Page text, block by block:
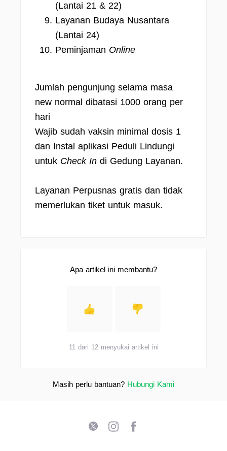
(Lantai 21 & 22)
Layanan Budaya Nusantara
(Lantai 24)
Peminjaman Online
Jumlah pengunjung selama masa
new normal dibatasi 1000 orang per
hari
Wajib sudah vaksin minimal dosis 1
dan Instal aplikasi Peduli Lindungi
untuk Check In di Gedung Layanan.
Layanan Perpusnas gratis dan tidak
memerlukan tiket untuk masuk.
Apa artikel ini membantu?
11 dari 12 menyukai artikel ini
Masih perlu bantuan? Hubungi Kami